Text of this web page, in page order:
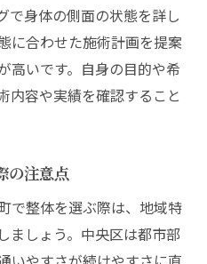
で身体の側面の状態を詳し
に合わせた施術計画を提案
高いです。自身の目的や希
内容や実績を確認すること
の注意点
で整体を選ぶ際は、地域特
ましょう。中央区は都市部